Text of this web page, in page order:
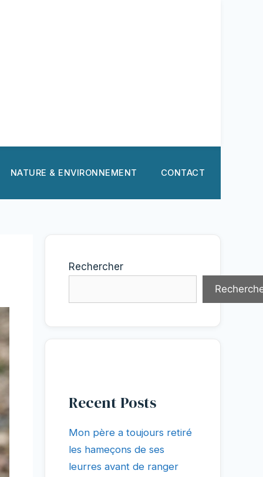
NATURE & ENVIRONNEMENT CONTACT
Rechercher
Recent Posts
Mon père a toujours retiré
les hameçons de ses
leurres avant de ranger